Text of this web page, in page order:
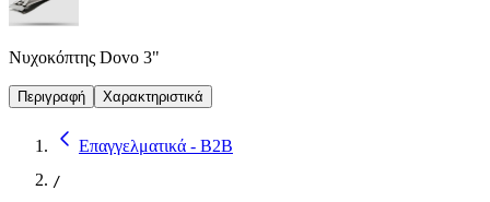
Νυχοκόπτης Dovo 3"
Περιγραφή Χαρακτηριστικά
Επαγγελματικά - B2B
/